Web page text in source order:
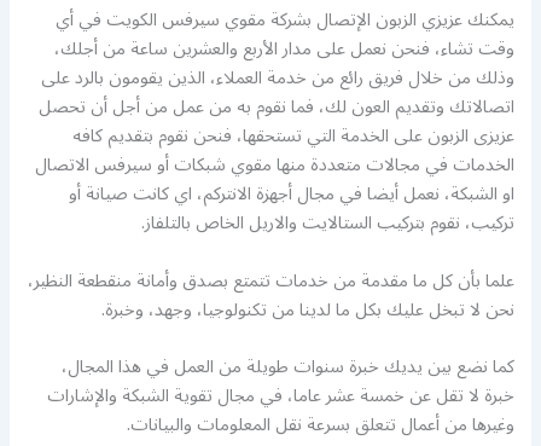
يمكنك عزيزي الزبون الإتصال بشركة مقوي سيرفس الكويت في أي
وقت تشاء، فنحن نعمل على مدار الأربع والعشرين ساعة من أجلك،
وذلك من خلال فريق رائع من خدمة العملاء، الذين يقومون بالرد على
اتصالاتك وتقديم العون لك، فما نقوم به من عمل من أجل أن تحصل
عزيزى الزبون على الخدمة التي تستحقها، فنحن نقوم بتقديم كافه
الخدمات في مجالات متعددة منها مقوي شبكات أو سيرفس الاتصال
او الشبكة، نعمل أيضا في مجال أجهزة الانتركم، اي كانت صيانة أو
تركيب، نقوم بتركيب الستالايت والاريل الخاص بالتلفاز.
علما بأن كل ما مقدمة من خدمات تتمتع بصدق وأمانة منقطعة النظير،
نحن لا تبخل عليك بكل ما لدينا من تكنولوجيا، وجهد، وخبرة.
كما نضع بين يديك خبرة سنوات طويلة من العمل في هذا المجال،
خبرة لا تقل عن خمسة عشر عاما، في مجال تقوية الشبكة والإشارات
وغيرها من أعمال تتعلق بسرعة نقل المعلومات والبيانات.